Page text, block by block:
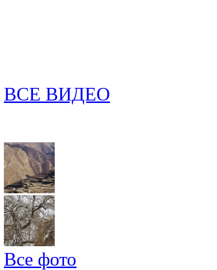
ВСЕ ВИДЕО
Все фото